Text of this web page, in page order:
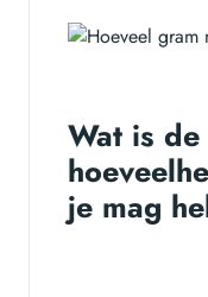
Wat is
je mag